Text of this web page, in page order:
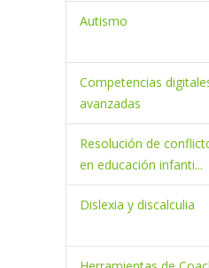
Autismo
Competencias
avanzadas
Resolución de
en educación infanti...
Dislexia y discalculia